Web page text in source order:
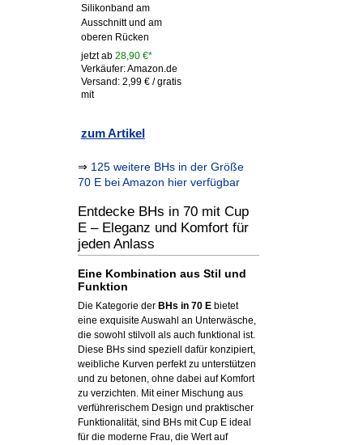
Silikonband am
Ausschnitt und am
oberen Rücken
jetzt ab 28,90 €*
Verkäufer: Amazon.de
Versand: 2,99 € / gratis
mit
zum Artikel
⇒ 125 weitere BHs in der Größe
70 E bei Amazon hier verfügbar
Entdecke BHs in 70 mit Cup
E – Eleganz und Komfort für
jeden Anlass
Eine Kombination aus Stil und
Funktion
Die Kategorie der BHs in 70 Ebietet
eine exquisite Auswahl an Unterwäsche,
die sowohl stilvoll als auch funktional ist.
Diese BHs sind speziell dafür konzipiert,
weibliche Kurven perfekt zu unterstützen
und zu betonen, ohne dabei auf Komfort
zu verzichten. Mit einer Mischung aus
verführerischem Design und praktischer
Funktionalität, sind BHs mit Cup E ideal
für die moderne Frau, die Wert auf